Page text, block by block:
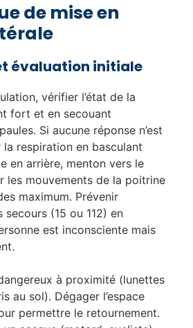
de mise en
évaluation initiale
vérifier l’état de la
fort et en secouant
Si aucune réponse n’est
respiration en basculant
en arrière, menton vers le
les mouvements de la poitrine
maximum. Prévenir
(15 ou 112) en
est inconsciente mais
à proximité (lunettes
au sol). Dégager l’espace
permettre le retournement.